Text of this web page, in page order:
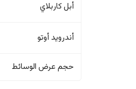
أبل كاربلاي
أندرويد أوتو
حجم عرض الوسائط